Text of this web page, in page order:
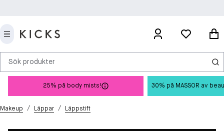
Sök produkter
25% på body mists! 30% på MASSOR av
Makeup / Läppar / Läppstift